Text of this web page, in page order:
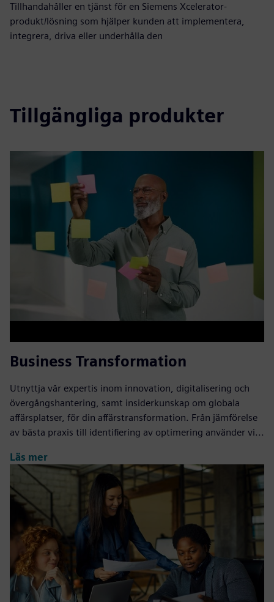
Tillhandahåller en tjänst för en Siemens Xcelerator-
produkt/lösning som hjälper kunden att implementera,
integrera, driva eller underhålla den
Tillgängliga produkter
Business Transformation
Utnyttja vår expertis inom innovation, digitalisering och
övergångshantering, samt insiderkunskap om globala
affärsplatser, för din affärstransformation. Från jämförelse
av bästa praxis till identifiering av optimering använder vi...
Läs mer